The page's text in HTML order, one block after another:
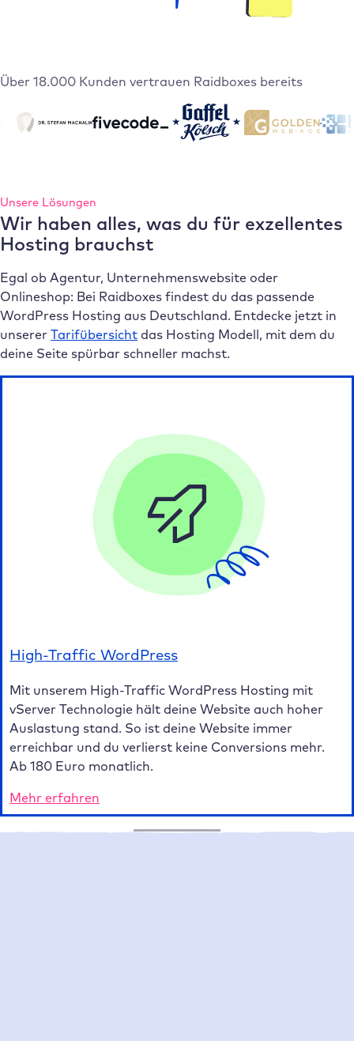
Über 18.000 Kunden vertrauen Raidboxes bereits
Unsere Lösungen
Wir haben alles, was du für exzellentes
Hosting brauchst
Egal ob Agentur, Unternehmenswebsite oder
Onlineshop: Bei Raidboxes findest du das passende
WordPress Hosting aus Deutschland. Entdecke jetzt in
unserer Tarifübersicht das Hosting Modell, mit dem du
deine Seite spürbar schneller machst.
High-Traffic WordPress
Mit unserem High-Traffic WordPress Hosting mit
vServer Technologie hält deine Website auch hoher
Auslastung stand. So ist deine Website immer
erreichbar und du verlierst keine Conversions mehr.
Ab 180 Euro monatlich.
Mehr erfahren